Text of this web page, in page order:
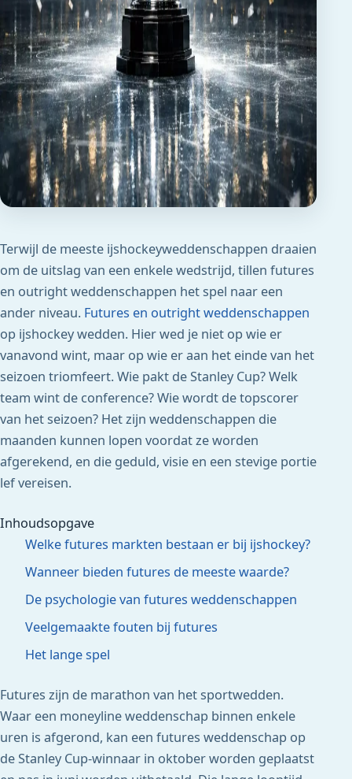
Terwijl de meeste ijshockeyweddenschappen draaien
om de uitslag van een enkele wedstrijd, tillen futures
en outright weddenschappen het spel naar een
ander niveau. Futures en outright weddenschappen
op ijshockey wedden. Hier wed je niet op wie er
vanavond wint, maar op wie er aan het einde van het
seizoen triomfeert. Wie pakt de Stanley Cup? Welk
team wint de conference? Wie wordt de topscorer
van het seizoen? Het zijn weddenschappen die
maanden kunnen lopen voordat ze worden
afgerekend, en die geduld, visie en een stevige portie
lef vereisen.
Inhoudsopgave
Welke futures markten bestaan er bij ijshockey?
Wanneer bieden futures de meeste waarde?
De psychologie van futures weddenschappen
Veelgemaakte fouten bij futures
Het lange spel
Futures zijn de marathon van het sportwedden.
Waar een moneyline weddenschap binnen enkele
uren is afgerond, kan een futures weddenschap op
de Stanley Cup-winnaar in oktober worden geplaatst